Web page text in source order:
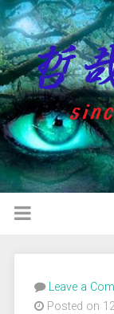
Leave a
Posted on